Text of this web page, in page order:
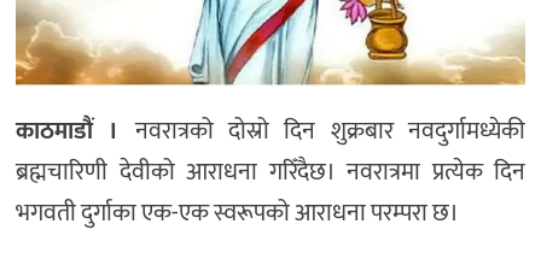
काठमाडौं ।नवरात्रको दोस्रो दिन शुक्रबार नवदुर्गामध्येकी
ब्रह्मचारिणी देवीको आराधना गरिँदैछ। नवरात्रमा प्रत्येक दिन
भगवती दुर्गाका एक-एक स्वरूपको आराधना परम्परा छ।